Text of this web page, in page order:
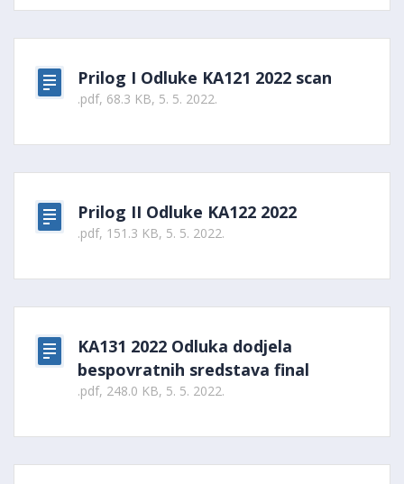
Prilog I Odluke KA121 2022 scan
.pdf, 68.3 KB, 5. 5. 2022.
Prilog II Odluke KA122 2022
.pdf, 151.3 KB, 5. 5. 2022.
KA131 2022 Odluka dodjela
bespovratnih sredstava final
.pdf, 248.0 KB, 5. 5. 2022.